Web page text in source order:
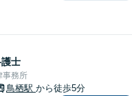
ト／刑事／
困りごとに
個室で対
士
事務所
鳥栖駅 から徒歩5分